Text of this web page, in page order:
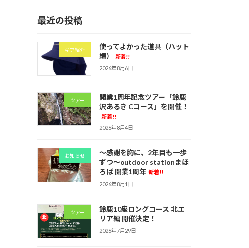
最近の投稿
ギア紹介
使ってよかった道具（ハット
編）
新着!!
2026年8月6日
ツアー
開業1周年記念ツアー「鈴鹿
沢あるき Cコース」を開催！
新着!!
2026年8月4日
お知らせ
～感謝を胸に、2年目も一歩
ずつ～outdoor stationまほ
ろば 開業1周年 新着!!
2026年8月1日
ツアー
鈴鹿10座ロングコース 北エ
リア編 開催決定！
2026年7月29日